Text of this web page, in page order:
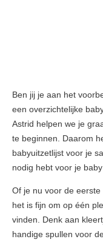
Ben jij je aan het
een overzichtelijke
Astrid helpen we je
te beginnen. Daarom
babyuitzetlijst voor je
nodig hebt voor je baby
Of je nu voor de
het is fijn om op één
vinden. Denk aan
handige spullen voor